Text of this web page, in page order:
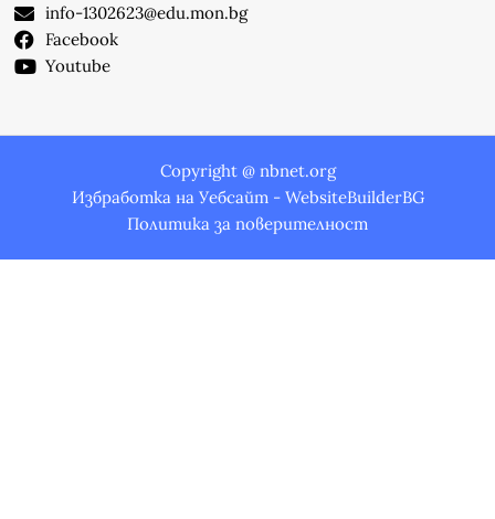
info-1302623@edu.mon.bg
Facebook
Youtube
Copyright @ nbnet.org
Избработка на Уебсайт - WebsiteBuilderBG
Политика за поверителност